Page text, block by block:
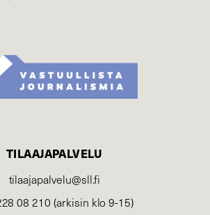
TILAAJAPALVELU
tilaajapalvelu@sll.fi
08 210 (arkisin klo 9-15)